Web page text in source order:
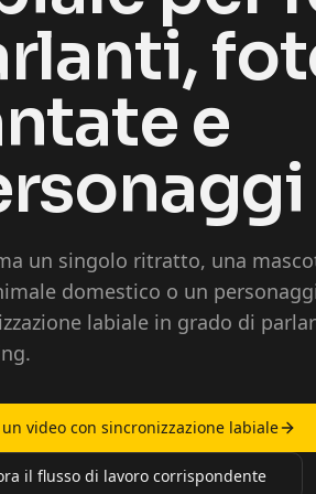
e
un singolo ritratto, una
domestico o un
labiale in grado di
un video con sincronizzazione labiale
il flusso di lavoro corrispondente